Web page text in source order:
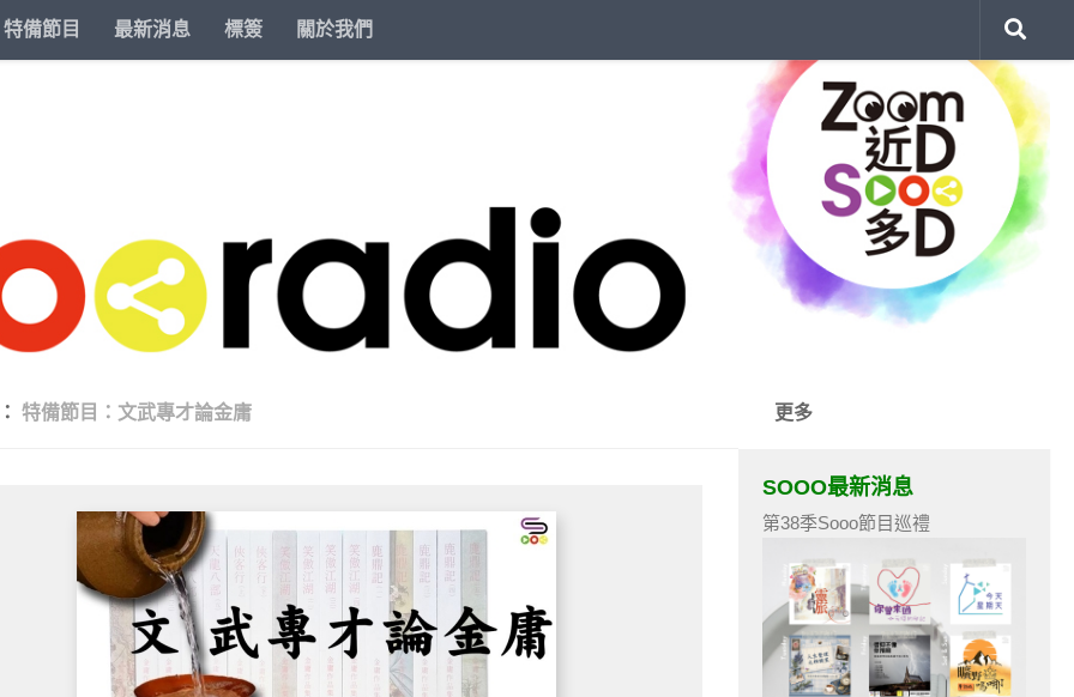
特備節目 最新消息 標簽 關於我們
特備節目：文武專才論金庸 更多
SOOO最新消息
第38季Sooo節目巡禮